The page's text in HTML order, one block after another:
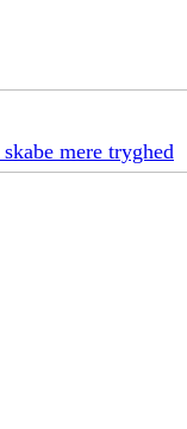
mere tryghed